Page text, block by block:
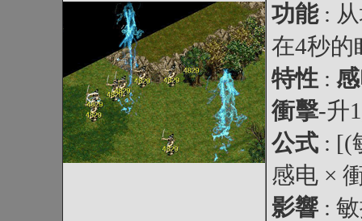
功能 :
在4秒的
特性 :
衝擊-升
公式 : [(
感电 ×
影響 :